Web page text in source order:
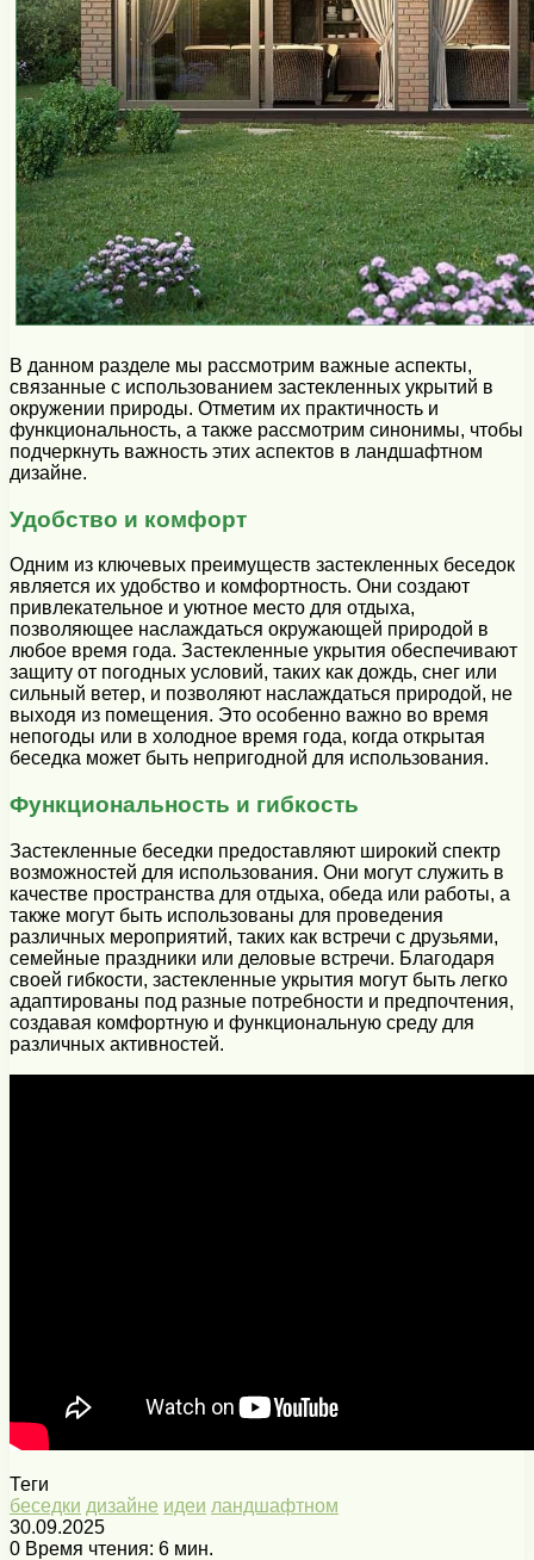
В данном разделе мы рассмотрим важные аспекты,
связанные с использованием застекленных укрытий в
окружении природы. Отметим их практичность и
функциональность, а также рассмотрим синонимы, чтобы
подчеркнуть важность этих аспектов в ландшафтном
дизайне.
Удобство и комфорт
Одним из ключевых преимуществ застекленных беседок
является их удобство и комфортность. Они создают
привлекательное и уютное место для отдыха,
позволяющее наслаждаться окружающей природой в
любое время года. Застекленные укрытия обеспечивают
защиту от погодных условий, таких как дождь, снег или
сильный ветер, и позволяют наслаждаться природой, не
выходя из помещения. Это особенно важно во время
непогоды или в холодное время года, когда открытая
беседка может быть непригодной для использования.
Функциональность и гибкость
Застекленные беседки предоставляют широкий спектр
возможностей для использования. Они могут служить в
качестве пространства для отдыха, обеда или работы, а
также могут быть использованы для проведения
различных мероприятий, таких как встречи с друзьями,
семейные праздники или деловые встречи. Благодаря
своей гибкости, застекленные укрытия могут быть легко
адаптированы под разные потребности и предпочтения,
создавая комфортную и функциональную среду для
различных активностей.
Теги
беседки дизайне идеи ландшафтном
30.09.2025
0 Время чтения: 6 мин.